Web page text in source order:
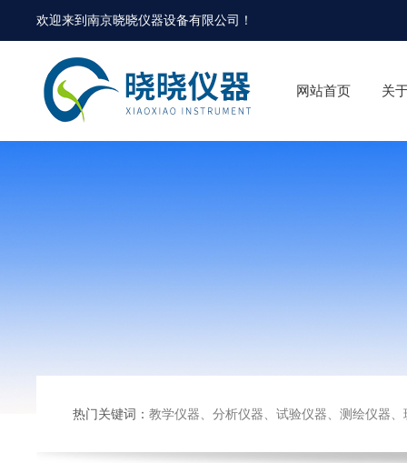
欢迎来到南京晓晓仪器设备有限公司 ！
网站首页 关
热门关键词： 教学仪器、分析仪器、试验仪器、测绘仪器、玻璃仪